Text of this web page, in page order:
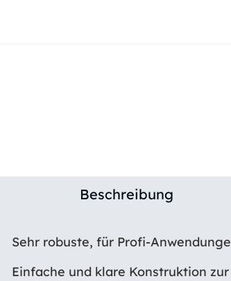
Beschreibung
Sehr robuste, für Profi-
Einfache und klare Konstruktion